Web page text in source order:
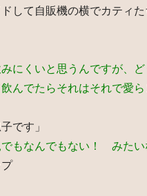
して自販機の横でカティ
にくいと思うんですが、ど
んでたらそれはそれで愛ら
です」
もなんでもない！ みたい